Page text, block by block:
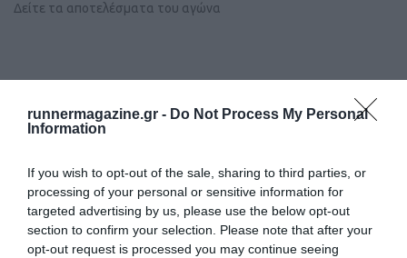
runnermagazine.gr - Do Not Process My Personal
Information
If you wish to opt-out of the sale, sharing to third parties, or
processing of your personal or sensitive information for
targeted advertising by us, please use the below opt-out
section to confirm your selection. Please note that after your
opt-out request is processed you may continue seeing
Δείτε τα αποτελέσματα του αγώνα